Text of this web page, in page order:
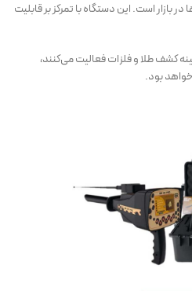
در بازار است. این دستگاه با تمرکز بر قابلیت
کشف طلا و فلزات فعالیت می‌کنند،
بود.